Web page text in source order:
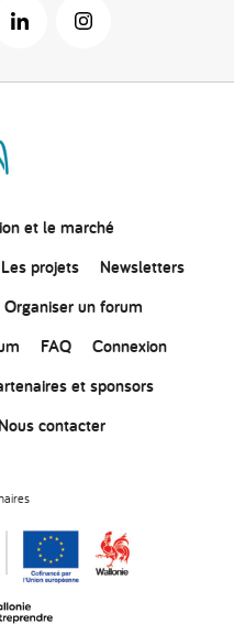
et le marché
Les projets
Newsletters
Organiser un forum
FAQ
Connexion
et sponsors
contacter